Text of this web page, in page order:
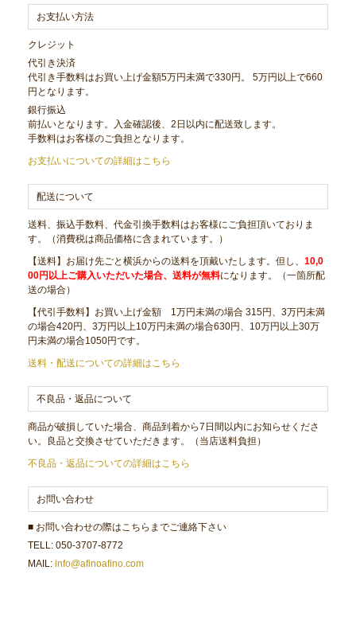
お支払い方法
クレジット
代引き決済
代引き手数料はお買い上げ金額5万円未満で330円。 5万円以上で660
円となります。
銀行振込
前払いとなります。入金確認後、2日以内に配送致します。
手数料はお客様のご負担となります。
お支払いについての詳細はこちら
配送について
送料、振込手数料、代金引換手数料はお客様にご負担頂いておりま
す。（消費税は商品価格に含まれています。）
【送料】お届け先ごと横浜からの送料を頂戴いたします。但し、10,0
00円以上ご購入いただいた場合、送料が無料になります。（一箇所配
送の場合）
【代引手数料】お買い上げ金額 1万円未満の場合 315円、3万円未満
の場合420円、3万円以上10万円未満の場合630円、10万円以上30万
円未満の場合1050円です。
送料・配送についての詳細はこちら
不良品・返品について
商品が破損していた場合、商品到着から7日間以内にお知らせくださ
い。良品と交換させていただきます。（当店送料負担）
不良品・返品についての詳細はこちら
お問い合わせ
■ お問い合わせの際はこちらまでご連絡下さい
TELL: 050-3707-8772
MAIL:info@afinoafino.com